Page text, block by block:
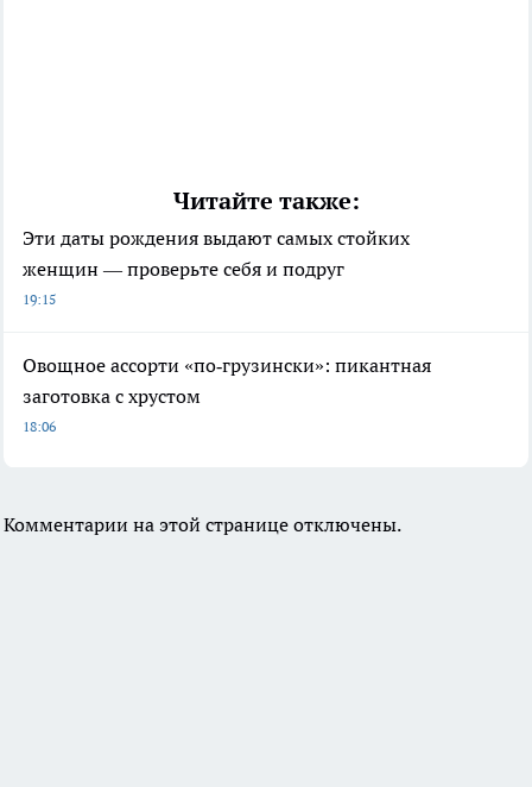
Читайте также:
Эти даты рождения выдают самых стойких
женщин — проверьте себя и подруг
19:15
Овощное ассорти «по‑грузински»: пикантная
заготовка с хрустом
18:06
Комментарии на этой странице отключены.